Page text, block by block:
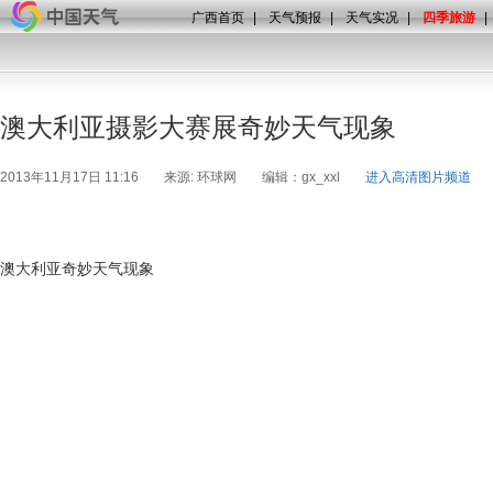
广西首页 | 天气预报 | 天气实况 | 四季旅游 |
澳大利亚摄影大赛展奇妙天气现象
2013年11月17日 11:16 来源: 环球网 编辑：gx_xxl 进入高清图片频道
澳大利亚奇妙天气现象